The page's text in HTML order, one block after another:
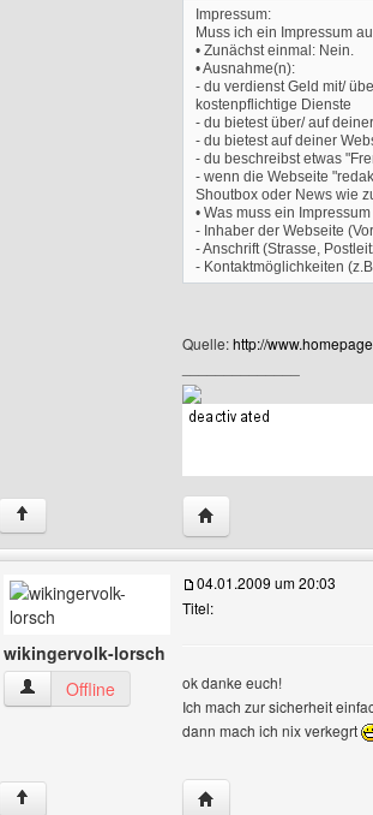
Impressum:
Muss ich ein Impressum
• Zunächst einmal: Nein.
• Ausnahme(n):
- du verdienst Geld mit/
kostenpflichtige Dienste
- du bietest über/ auf
- du bietest auf deiner
- du beschreibst etwas
- wenn die Webseite
Shoutbox oder News wie
• Was muss ein
- Inhaber der Webseite
- Anschrift (Strasse,
- Kontaktmöglichkeiten
Quelle:http://
↑ Website dieses
wikingervolk-lorsch
wikingervolk-lorsch Benutzer-Profile anzeigen
Offline
04.01.2009 um 20:03
Titel:
ok danke euch!
Ich mach zur sicherheit
dann mach ich nix verkegrt
↑ Website dieses